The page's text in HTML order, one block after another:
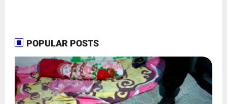
POPULAR POSTS